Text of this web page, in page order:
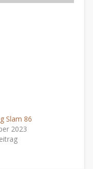
Slam 86
2023